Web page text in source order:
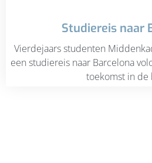
Studiereis naar
Vierdejaars studenten
een studiereis naar Barcelona
toekomst in de